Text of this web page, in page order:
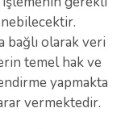
bağlı olarak veri
temel hak ve
yapmakta
vermektedir.